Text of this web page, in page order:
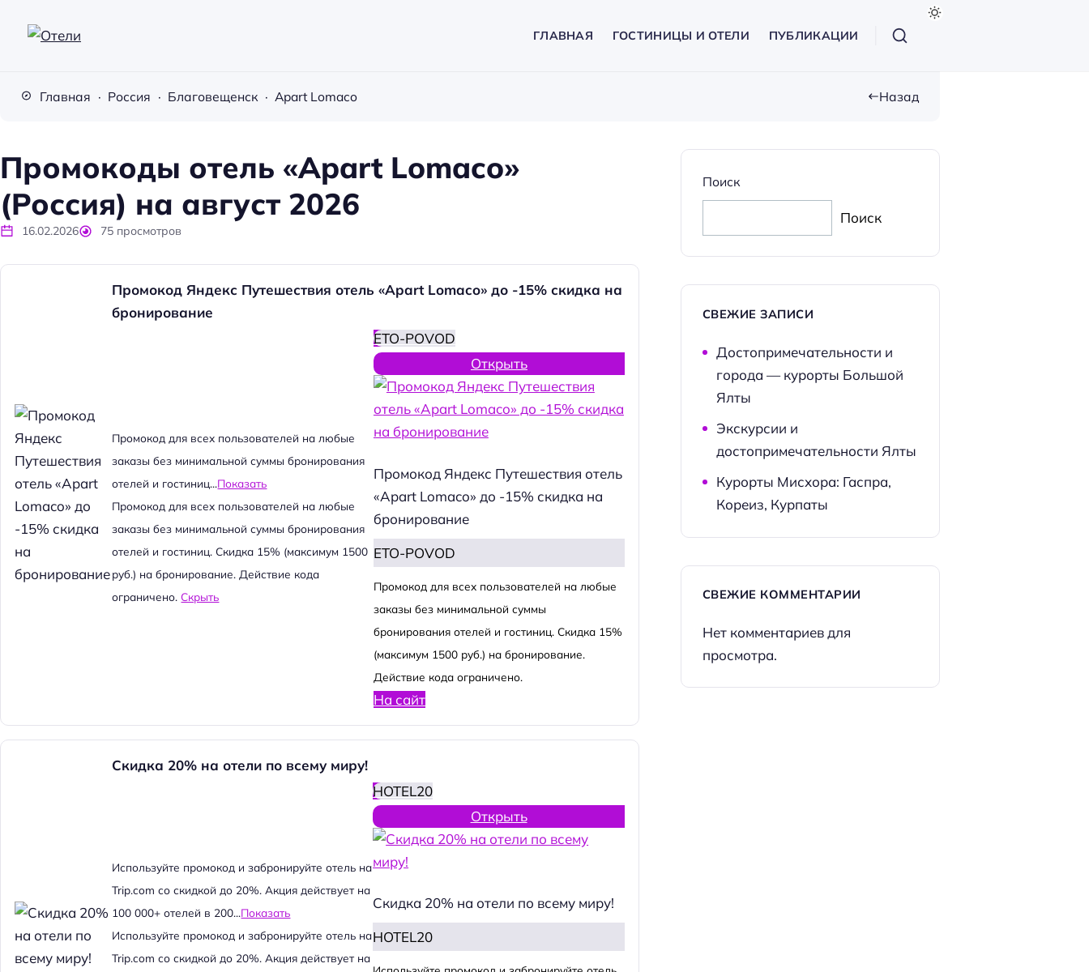
е
ГЛАВНАЯ ГОСТИНИЦЫ И ОТЕЛИ ПУБЛИКАЦИИ
Главная Россия Благовещенск Apart Lomaco Назад
Промокоды отель «Apart Lomaco»
(Россия) на август 2026
16.02.2026 75 просмотров
Промокод Яндекс Путешествия отель «Apart Lomaco» до -15% скидка на
бронирование
Промокод для всех пользователей на любые
заказы без минимальной суммы бронирования
отелей и гостиниц...Показать
Промокод для всех пользователей на любые
заказы без минимальной суммы бронирования
отелей и гостиниц. Скидка 15% (максимум 1500
руб.) на бронирование. Действие кода
ограничено.Скрыть
ETO-POVOD
Открыть
Промокод Яндекс Путешествия отель
«Apart Lomaco» до -15% скидка на
бронирование
ETO-POVOD
Промокод для всех пользователей на любые
заказы без минимальной суммы
бронирования отелей и гостиниц. Скидка 15%
(максимум 1500 руб.) на бронирование.
Действие кода ограничено.
На сайт
Скидка 20% на отели по всему миру!
Используйте промокод и забронируйте отель на
Trip.com со скидкой до 20%. Акция действует на
100 000+ отелей в 200...Показать
Используйте промокод и забронируйте отель на
Trip.com со скидкой до 20%. Акция действует на
HOTEL20
Открыть
Скидка 20% на отели по всему миру!
HOTEL20
Поиск
Поиск
СВЕЖИЕ ЗАПИСИ
Достопримечательности и
города — курорты Большой
Ялты
Экскурсии и
достопримечательности Ялты
Курорты Мисхора: Гаспра,
Кореиз, Курпаты
СВЕЖИЕ КОММЕНТАРИИ
Нет комментариев для
просмотра.